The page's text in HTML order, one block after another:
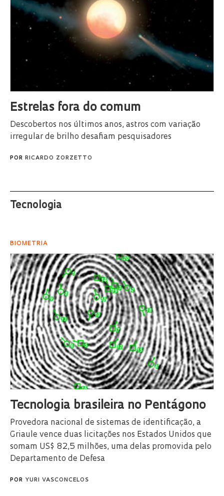
Estrelas fora do comum
Descobertos nos últimos anos, astros com variação
irregular de brilho desafiam pesquisadores
POR RICARDO ZORZETTO
Tecnologia
BIOMETRIA
Tecnologia brasileira no Pentágono
Provedora nacional de sistemas de identificação, a
Griaule vence duas licitações nos Estados Unidos que
somam US$ 82,5 milhões, uma delas promovida pelo
Departamento de Defesa
POR YURI VASCONCELOS